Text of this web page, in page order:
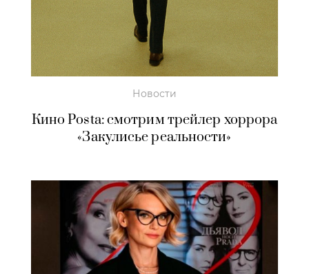
Новости
Кино Posta: смотрим трейлер хоррора
«Закулисье реальности»